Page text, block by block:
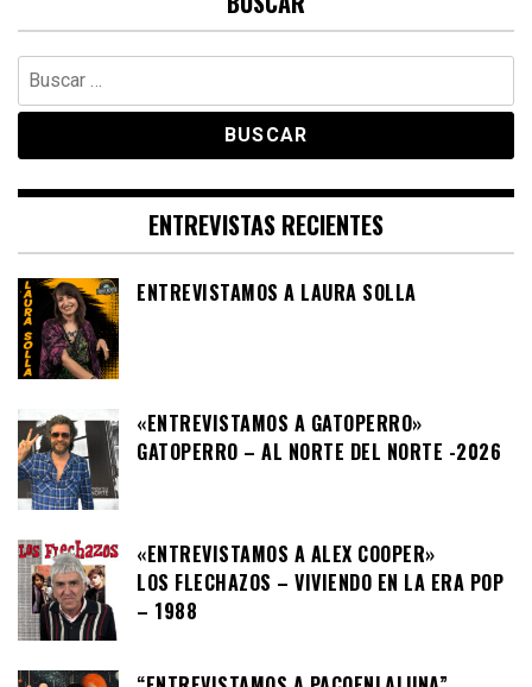
Buscar:
ENTREVISTAS RECIENTES
ENTREVISTAMOS A LAURA SOLLA
«ENTREVISTAMOS A GATOPERRO»
GATOPERRO – AL NORTE DEL NORTE -2026
«ENTREVISTAMOS A ALEX COOPER»
LOS FLECHAZOS – VIVIENDO EN LA ERA POP
– 1988